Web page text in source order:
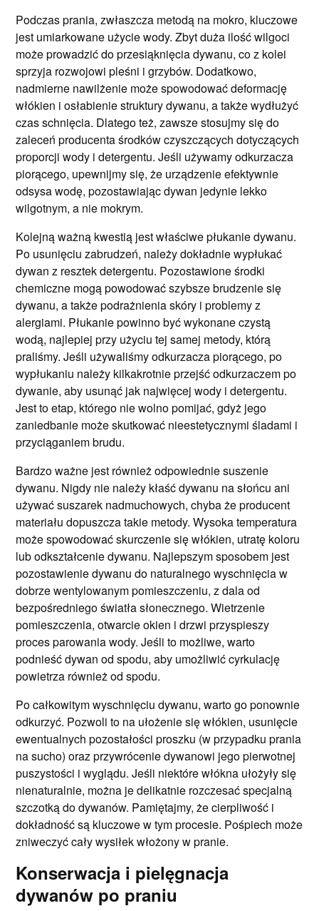
Podczas prania, zwłaszcza metodą na mokro, kluczowe
jest umiarkowane użycie wody. Zbyt duża ilość wilgoci
może prowadzić do przesiąknięcia dywanu, co z kolei
sprzyja rozwojowi pleśni i grzybów. Dodatkowo,
nadmierne nawilżenie może spowodować deformację
włókien i osłabienie struktury dywanu, a także wydłużyć
czas schnięcia. Dlatego też, zawsze stosujmy się do
zaleceń producenta środków czyszczących dotyczących
proporcji wody i detergentu. Jeśli używamy odkurzacza
piorącego, upewnijmy się, że urządzenie efektywnie
odsysa wodę, pozostawiając dywan jedynie lekko
wilgotnym, a nie mokrym.
Kolejną ważną kwestią jest właściwe płukanie dywanu.
Po usunięciu zabrudzeń, należy dokładnie wypłukać
dywan z resztek detergentu. Pozostawione środki
chemiczne mogą powodować szybsze brudzenie się
dywanu, a także podrażnienia skóry i problemy z
alergiami. Płukanie powinno być wykonane czystą
wodą, najlepiej przy użyciu tej samej metody, którą
praliśmy. Jeśli używaliśmy odkurzacza piorącego, po
wypłukaniu należy kilkakrotnie przejść odkurzaczem po
dywanie, aby usunąć jak najwięcej wody i detergentu.
Jest to etap, którego nie wolno pomijać, gdyż jego
zaniedbanie może skutkować nieestetycznymi śladami i
przyciąganiem brudu.
Bardzo ważne jest również odpowiednie suszenie
dywanu. Nigdy nie należy kłaść dywanu na słońcu ani
używać suszarek nadmuchowych, chyba że producent
materiału dopuszcza takie metody. Wysoka temperatura
może spowodować skurczenie się włókien, utratę koloru
lub odkształcenie dywanu. Najlepszym sposobem jest
pozostawienie dywanu do naturalnego wyschnięcia w
dobrze wentylowanym pomieszczeniu, z dala od
bezpośredniego światła słonecznego. Wietrzenie
pomieszczenia, otwarcie okien i drzwi przyspieszy
proces parowania wody. Jeśli to możliwe, warto
podnieść dywan od spodu, aby umożliwić cyrkulację
powietrza również od spodu.
Po całkowitym wyschnięciu dywanu, warto go ponownie
odkurzyć. Pozwoli to na ułożenie się włókien, usunięcie
ewentualnych pozostałości proszku (w przypadku prania
na sucho) oraz przywrócenie dywanowi jego pierwotnej
puszystości i wyglądu. Jeśli niektóre włókna ułożyły się
nienaturalnie, można je delikatnie rozczesać specjalną
szczotką do dywanów. Pamiętajmy, że cierpliwość i
dokładność są kluczowe w tym procesie. Pośpiech może
zniweczyć cały wysiłek włożony w pranie.
Konserwacja i pielęgnacja
dywanów po praniu